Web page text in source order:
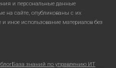
и персональные данные
на сайте, опубликованы с их
иное использование материалов без
База знаний по управлению ИТ